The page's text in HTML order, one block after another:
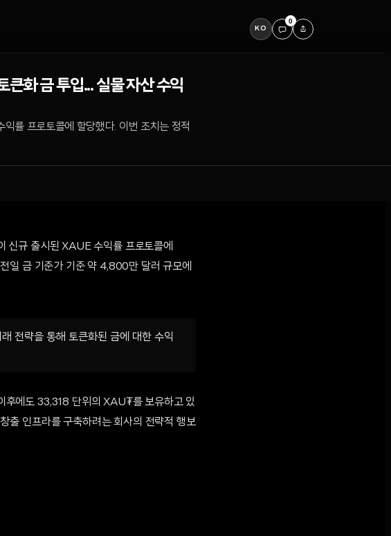
KO
0
화 금 투입... 실물 자산 수익
률 프로토콜에 할당했다. 이번 조치는 정적
규 출시된 XAUE 수익률 프로토콜에
일 금 기준가 기준 약 4,800만 달러 규모에
전략을 통해 토큰화된 금에 대한 수익
후에도 33,318 단위의 XAU₮를 보유하고 있
출 인프라를 구축하려는 회사의 전략적 행보